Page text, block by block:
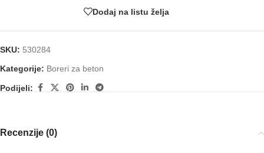
Dodaj na listu želja
SKU: 530284
Kategorije: Boreri za beton
Podijeli:
Recenzije (0)